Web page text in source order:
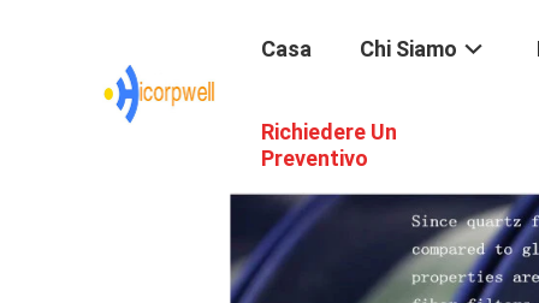
Casa Chi Siamo
Richiedere Un
Preventivo